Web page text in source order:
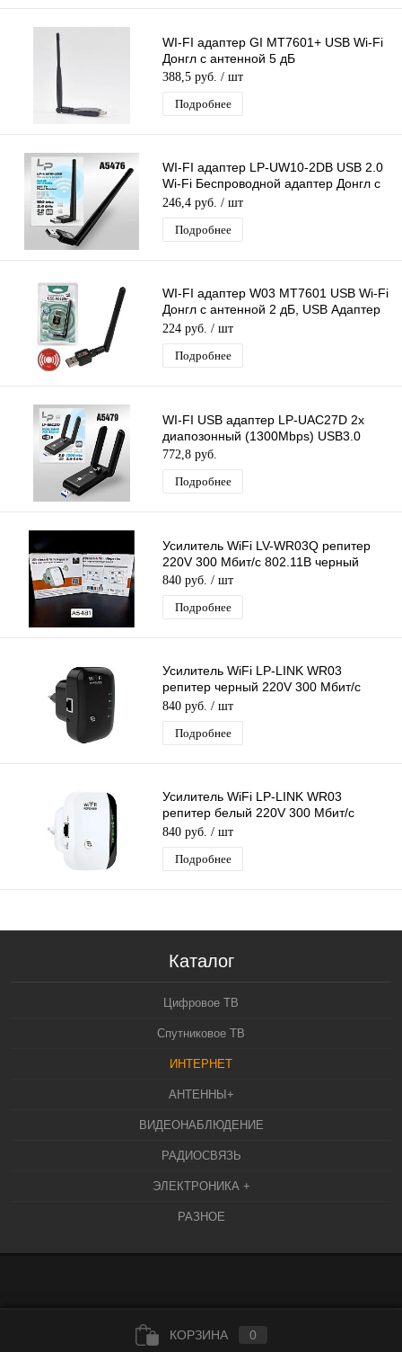
WI-FI адаптер GI МТ7601+ USB Wi-Fi
Донгл с антенной 5 дБ
388,5 руб. / шт
Подробнее
WI-FI адаптер LP-UW10-2DB USB 2.0
Wi-Fi Беспроводной адаптер Донгл с
антенной MTK7601
246,4 руб. / шт
Подробнее
WI-FI адаптер W03 MT7601 USB Wi-Fi
Донгл с антенной 2 дБ, USB Адаптер
WiFi antenna (1T1R)
224 руб. / шт
Подробнее
WI-FI USB адаптер LP-UAC27D 2х
диапозонный (1300Mbps) USB3.0
772,8 руб.
Подробнее
Усилитель WiFi LV-WR03Q репитер
220V 300 Мбит/с 802.11B черный
840 руб. / шт
Подробнее
Усилитель WiFi LP-LINK WR03
репитер черный 220V 300 Мбит/с
802.11B
840 руб. / шт
Подробнее
Усилитель WiFi LP-LINK WR03
репитер белый 220V 300 Мбит/с
802.11B
840 руб. / шт
Подробнее
Каталог
Цифровое ТВ
Спутниковое ТВ
ИНТЕРНЕТ
АНТЕННЫ+
ВИДЕОНАБЛЮДЕНИЕ
РАДИОСВЯЗЬ
ЭЛЕКТРОНИКА +
РАЗНОЕ
КОРЗИНА 0